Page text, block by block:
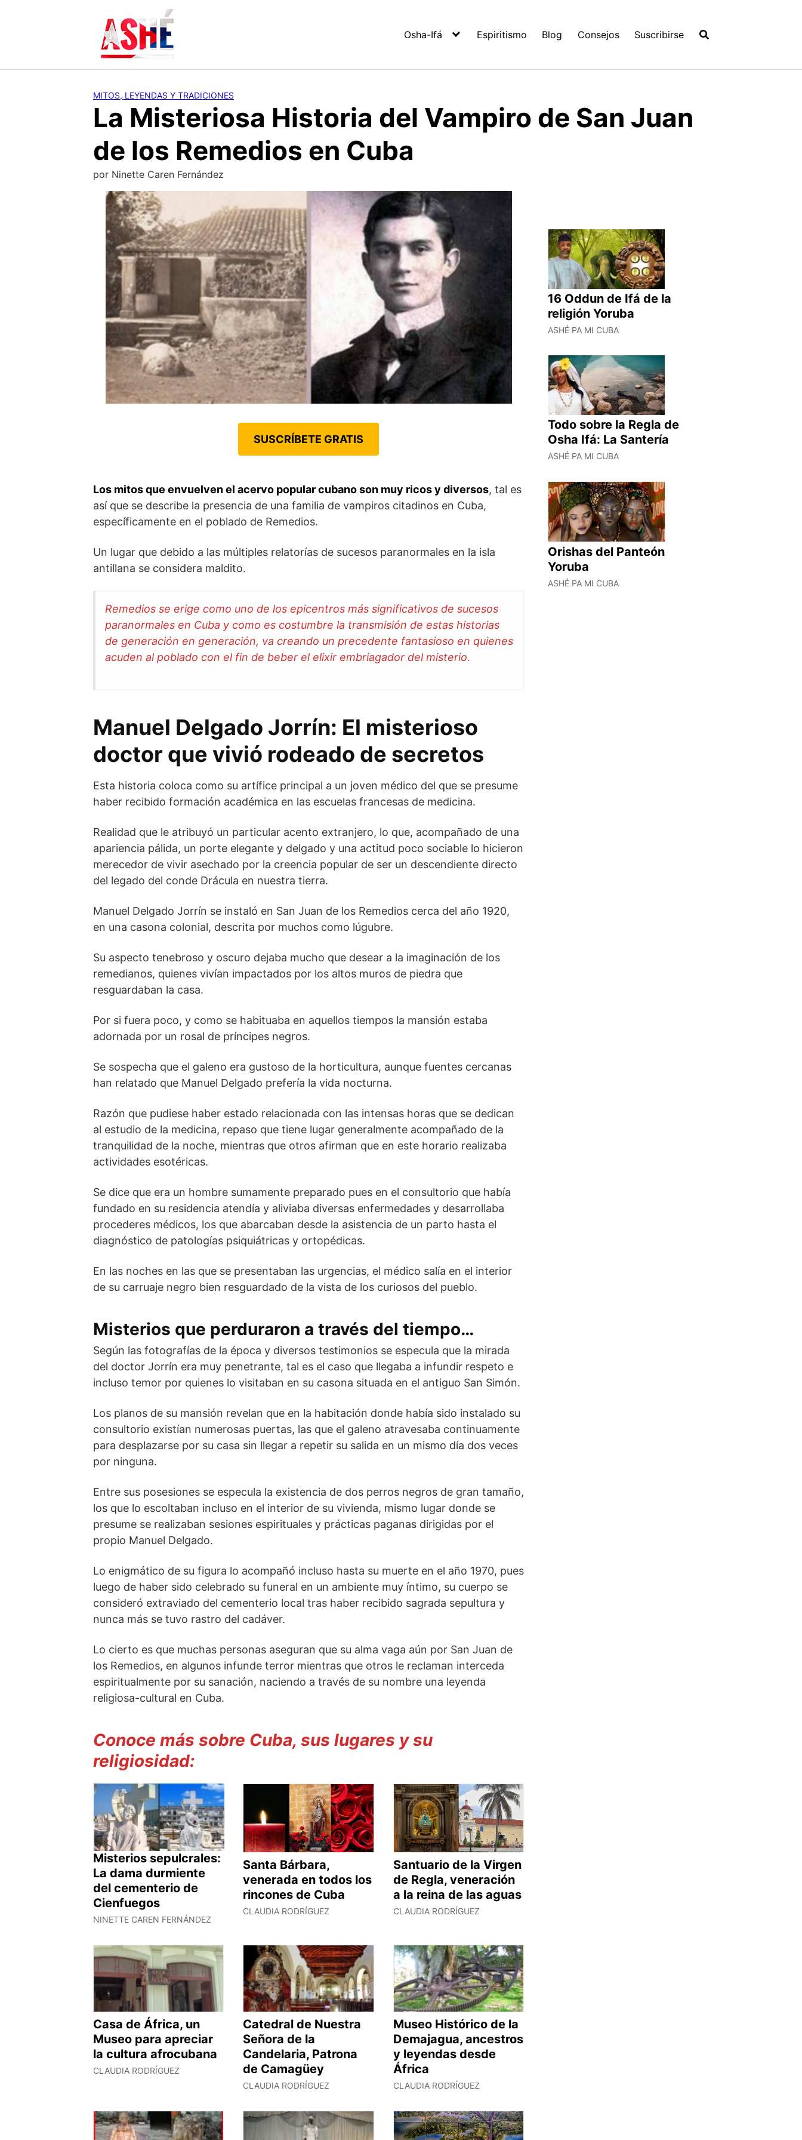
Osha-Ifá Espiritismo Blog Consejos Suscribirse
MITOS, LEYENDAS Y TRADICIONES
La Misteriosa Historia del Vampiro de San Juan
de los Remedios en Cuba
por Ninette Caren Fernández
SUSCRÍBETE GRATIS
Los mitos que envuelven el acervo popular cubano son muy ricos y diversos, tal es
así que se describe la presencia de una familia de vampiros citadinos en Cuba,
específicamente en el poblado de Remedios.
Un lugar que debido a las múltiples relatorías de sucesos paranormales en la isla
antillana se considera maldito.
Remedios se erige como uno de los epicentros más significativos de sucesos
paranormales en Cuba y como es costumbre la transmisión de estas historias
de generación en generación, va creando un precedente fantasioso en quienes
acuden al poblado con el fin de beber el elixir embriagador del misterio.
Manuel Delgado Jorrín: El misterioso
doctor que vivió rodeado de secretos
Esta historia coloca como su artífice principal a un joven médico del que se presume
haber recibido formación académica en las escuelas francesas de medicina.
Realidad que le atribuyó un particular acento extranjero, lo que, acompañado de una
apariencia pálida, un porte elegante y delgado y una actitud poco sociable lo hicieron
merecedor de vivir asechado por la creencia popular de ser un descendiente directo
del legado del conde Drácula en nuestra tierra.
Manuel Delgado Jorrín se instaló en San Juan de los Remedios cerca del año 1920,
en una casona colonial, descrita por muchos como lúgubre.
Su aspecto tenebroso y oscuro dejaba mucho que desear a la imaginación de los
remedianos, quienes vivían impactados por los altos muros de piedra que
resguardaban la casa.
Por si fuera poco, y como se habituaba en aquellos tiempos la mansión estaba
adornada por un rosal de príncipes negros.
Se sospecha que el galeno era gustoso de la horticultura, aunque fuentes cercanas
han relatado que Manuel Delgado prefería la vida nocturna.
Razón que pudiese haber estado relacionada con las intensas horas que se dedican
al estudio de la medicina, repaso que tiene lugar generalmente acompañado de la
tranquilidad de la noche, mientras que otros afirman que en este horario realizaba
actividades esotéricas.
Se dice que era un hombre sumamente preparado pues en el consultorio que había
fundado en su residencia atendía y aliviaba diversas enfermedades y desarrollaba
procederes médicos, los que abarcaban desde la asistencia de un parto hasta el
diagnóstico de patologías psiquiátricas y ortopédicas.
En las noches en las que se presentaban las urgencias, el médico salía en el interior
de su carruaje negro bien resguardado de la vista de los curiosos del pueblo.
Misterios que perduraron a través del tiempo…
Según las fotografías de la época y diversos testimonios se especula que la mirada
del doctor Jorrín era muy penetrante, tal es el caso que llegaba a infundir respeto e
incluso temor por quienes lo visitaban en su casona situada en el antiguo San Simón.
Los planos de su mansión revelan que en la habitación donde había sido instalado su
consultorio existían numerosas puertas, las que el galeno atravesaba continuamente
para desplazarse por su casa sin llegar a repetir su salida en un mismo día dos veces
por ninguna.
Entre sus posesiones se especula la existencia de dos perros negros de gran tamaño,
los que lo escoltaban incluso en el interior de su vivienda, mismo lugar donde se
presume se realizaban sesiones espirituales y prácticas paganas dirigidas por el
propio Manuel Delgado.
Lo enigmático de su figura lo acompañó incluso hasta su muerte en el año 1970, pues
luego de haber sido celebrado su funeral en un ambiente muy íntimo, su cuerpo se
consideró extraviado del cementerio local tras haber recibido sagrada sepultura y
nunca más se tuvo rastro del cadáver.
Lo cierto es que muchas personas aseguran que su alma vaga aún por San Juan de
los Remedios, en algunos infunde terror mientras que otros le reclaman interceda
espiritualmente por su sanación, naciendo a través de su nombre una leyenda
religiosa-cultural en Cuba.
Conoce más sobre Cuba, sus lugares y su
religiosidad:
Misterios sepulcrales:
La dama durmiente
del cementerio de
Cienfuegos
NINETTE CAREN FERNÁNDEZ
Santa Bárbara,
venerada en todos los
rincones de Cuba
CLAUDIA RODRÍGUEZ
Santuario de la Virgen
de Regla, veneración
a la reina de las aguas
CLAUDIA RODRÍGUEZ
Casa de África, un
Museo para apreciar
la cultura afrocubana
CLAUDIA RODRÍGUEZ
Catedral de Nuestra
Señora de la
Candelaria, Patrona
de Camagüey
CLAUDIA RODRÍGUEZ
Museo Histórico de la
Demajagua, ancestros
y leyendas desde
África
CLAUDIA RODRÍGUEZ
16 Oddun de Ifá de la
religión Yoruba
ASHÉ PA MI CUBA
Todo sobre la Regla de
Osha Ifá: La Santería
ASHÉ PA MI CUBA
Orishas del Panteón
Yoruba
ASHÉ PA MI CUBA